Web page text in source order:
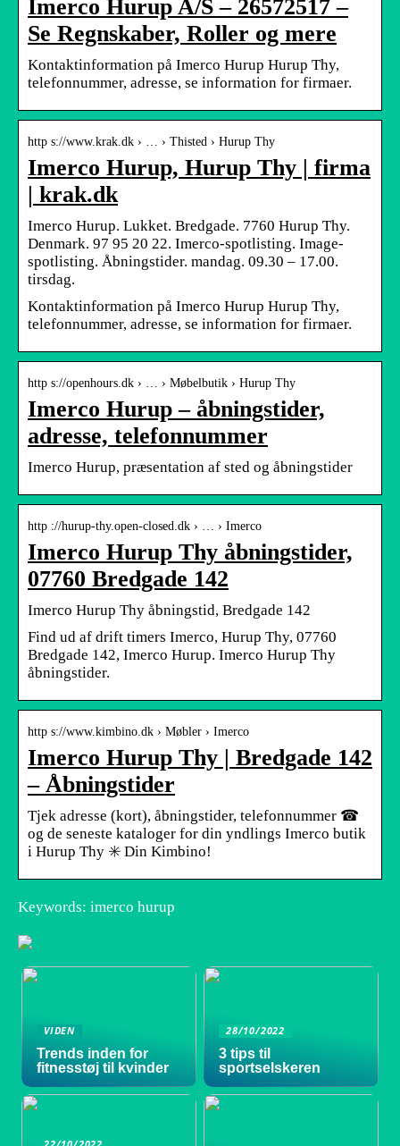
Imerco Hurup A/S – 26572517 –
Se Regnskaber, Roller og mere
Kontaktinformation på Imerco Hurup Hurup Thy,
telefonnummer, adresse, se information for firmaer.
http s://www.krak.dk › … › Thisted › Hurup Thy
Imerco Hurup, Hurup Thy | firma
| krak.dk
Imerco Hurup. Lukket. Bredgade. 7760 Hurup Thy.
Denmark. 97 95 20 22. Imerco-spotlisting. Image-
spotlisting. Åbningstider. mandag. 09.30 – 17.00.
tirsdag.
Kontaktinformation på Imerco Hurup Hurup Thy,
telefonnummer, adresse, se information for firmaer.
http s://openhours.dk › … › Møbelbutik › Hurup Thy
Imerco Hurup – åbningstider,
adresse, telefonnummer
Imerco Hurup, præsentation af sted og åbningstider
http ://hurup-thy.open-closed.dk › … › Imerco
Imerco Hurup Thy åbningstider,
07760 Bredgade 142
Imerco Hurup Thy åbningstid, Bredgade 142
Find ud af drift timers Imerco, Hurup Thy, 07760
Bredgade 142, Imerco Hurup. Imerco Hurup Thy
åbningstider.
http s://www.kimbino.dk › Møbler › Imerco
Imerco Hurup Thy | Bredgade 142
– Åbningstider
Tjek adresse (kort), åbningstider, telefonnummer ☎
og de seneste kataloger for din yndlings Imerco butik
i Hurup Thy ✳️ Din Kimbino!
Keywords: imerco hurup
VIDEN
Trends inden for
fitnesstøj til kvinder
28/10/2022
3 tips til
sportselskeren